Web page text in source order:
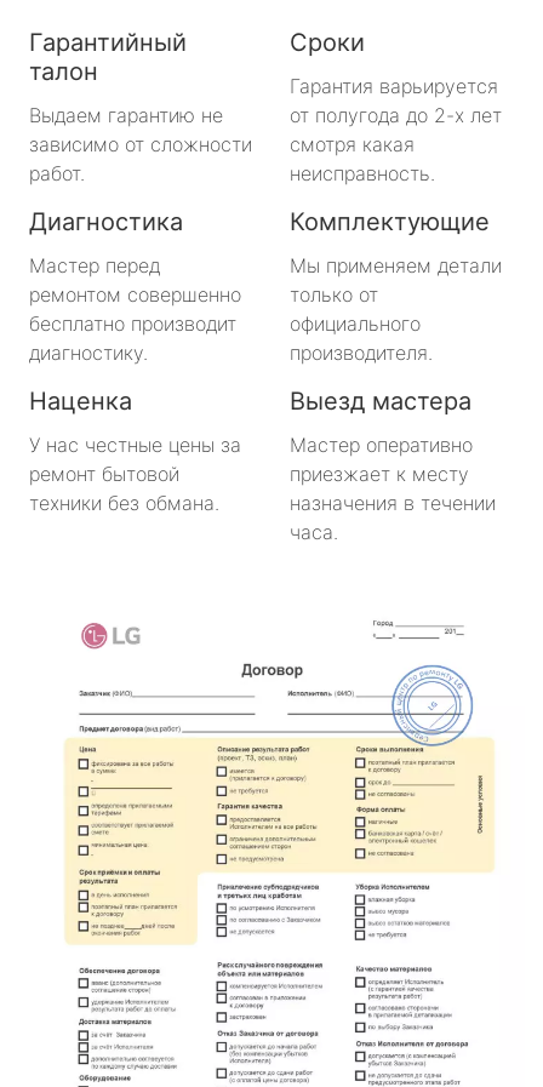
Гарантийный
талон
Выдаем гарантию не
зависимо от сложности
работ.
Сроки
Гарантия варьируется
от полугода до 2-х лет
смотря какая
неисправность.
Диагностика
Мастер перед
ремонтом совершенно
бесплатно производит
диагностику.
Комплектующие
Мы применяем детали
только от
официального
производителя.
Наценка
У нас честные цены за
ремонт бытовой
техники без обмана.
Выезд мастера
Мастер оперативно
приезжает к месту
назначения в течении
часа.